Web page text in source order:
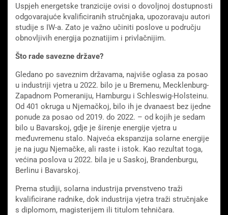
Uspjeh energetske tranzicije ovisi o dovoljnoj dostupnosti
odgovarajuće kvalificiranih stručnjaka, upozoravaju autori
studije s IW-a. Zato je važno učiniti poslove u području
obnovljivih energija poznatijim i privlačnijim.
Što rade savezne države?
Gledano po saveznim državama, najviše oglasa za posao
u industriji vjetra u 2022. bilo je u Bremenu, Mecklenburg-
Zapadnom Pomeraniju, Hamburgu i Schleswig-Holsteinu.
Od 401 okruga u Njemačkoj, bilo ih je dvanaest bez ijedne
ponude za posao od 2019. do 2022. – od kojih je sedam
bilo u Bavarskoj, gdje je širenje energije vjetra u
međuvremenu stalo. Najveća ekspanzija solarne energije
je na jugu Njemačke, ali raste i istok. Kao rezultat toga,
većina poslova u 2022. bila je u Saskoj, Brandenburgu,
Berlinu i Bavarskoj.
Prema studiji, solarna industrija prvenstveno traži
kvalificirane radnike, dok industrija vjetra traži stručnjake
s diplomom, magisterijem ili titulom tehničara.